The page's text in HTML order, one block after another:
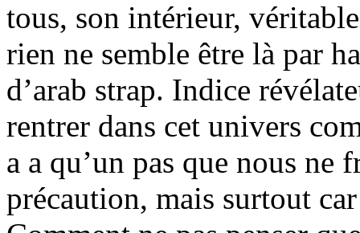
tous, son intérieur,
rien ne semble être là par
d’arab strap. Indice
rentrer dans cet univers
a a qu’un pas que nous ne
précaution, mais surtout